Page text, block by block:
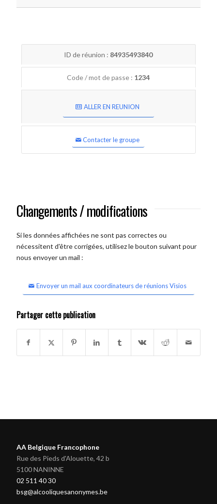
ID de réunion : 84935493840
Code / mot de passe : 1234
ALLER EN REUNION
Contacter le groupe
Changements / modifications
Si les données affichées ne sont pas correctes ou
nécessitent d'être corrigées, utilisez le bouton suivant pour
nous envoyer un mail :
Envoyer un mail aux coordinateurs de réunions Visios
Partager cette publication
AA Belgique Francophone
Rue des Pieds d'Alouette, 42 b
5100 NANINNE
02 511 40 30
bsg@alcooliquesanonymes.be